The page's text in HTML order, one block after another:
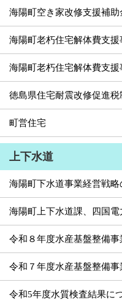
海陽町空き家改修支援補助
海陽町老朽住宅解体費支援
徳島県住宅耐震改修促進
町営住宅
上下水道
海陽町下水道事業経営戦略
令和８年度水産基盤整備
令和７年度水産基盤整備
令和5年度水質検査結果に